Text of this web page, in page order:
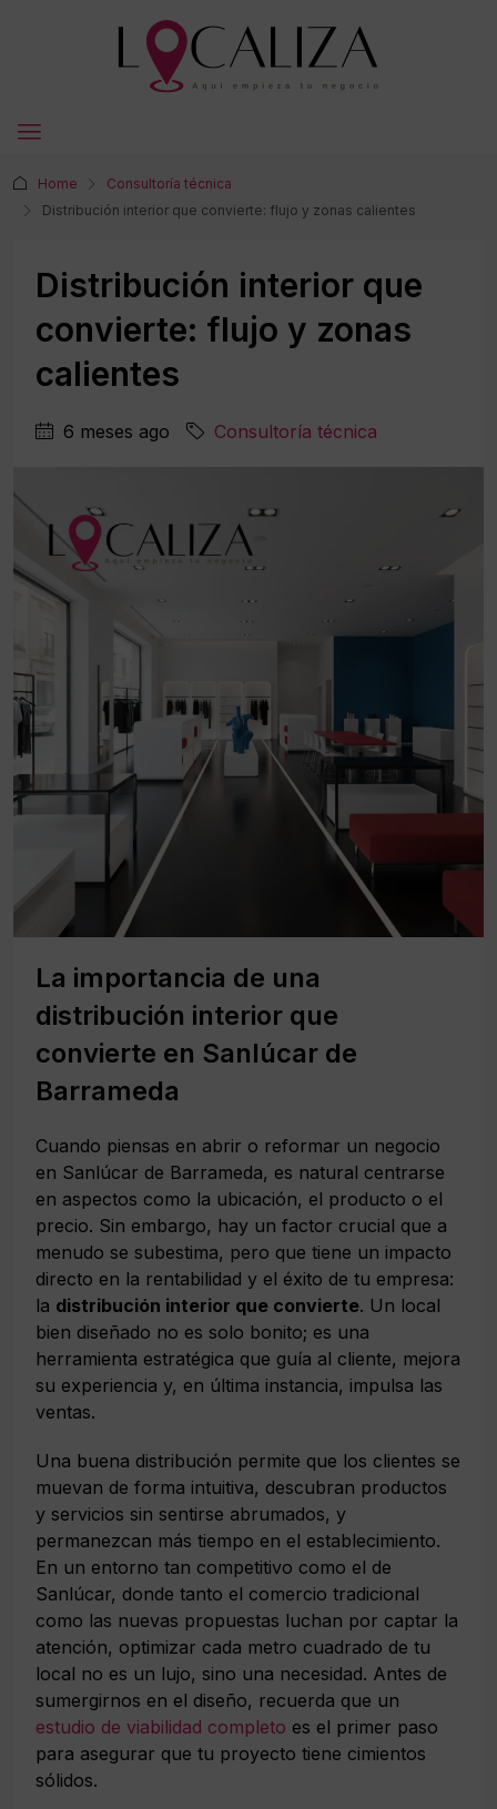
Home
Consultoría técnica
Distribución interior que convierte: flujo y zonas calientes
Distribución interior que
convierte: flujo y zonas
calientes
6 meses ago Consultoría técnica
La importancia de una
distribución interior que
convierte en Sanlúcar de
Barrameda
Cuando piensas en abrir o reformar un negocio
en Sanlúcar de Barrameda, es natural centrarse
en aspectos como la ubicación, el producto o el
precio. Sin embargo, hay un factor crucial que a
menudo se subestima, pero que tiene un impacto
directo en la rentabilidad y el éxito de tu empresa:
la distribución interior que convierte. Un local
bien diseñado no es solo bonito; es una
herramienta estratégica que guía al cliente, mejora
su experiencia y, en última instancia, impulsa las
ventas.
Una buena distribución permite que los clientes se
muevan de forma intuitiva, descubran productos
y servicios sin sentirse abrumados, y
permanezcan más tiempo en el establecimiento.
En un entorno tan competitivo como el de
Sanlúcar, donde tanto el comercio tradicional
como las nuevas propuestas luchan por captar la
atención, optimizar cada metro cuadrado de tu
local no es un lujo, sino una necesidad. Antes de
sumergirnos en el diseño, recuerda que un
estudio de viabilidad completo es el primer paso
para asegurar que tu proyecto tiene cimientos
sólidos.